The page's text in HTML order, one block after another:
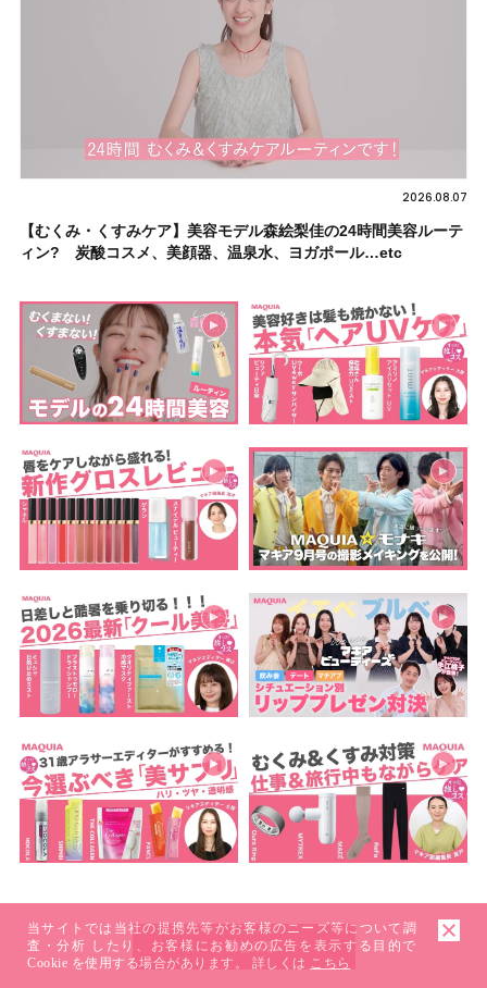
2026.08.07
【むくみ・くすみケア】美容モデル森絵梨佳の24時間美容ルーテ
ィン? 炭酸コスメ、美顔器、温泉水、ヨガポール…etc
もっとみる
当サイトでは当社の提携先等がお客様のニーズ等について調
査・分析 したり、お客様にお勧めの広告を表示する目的で
Cookie を使用する場合があります。 詳しくは こちら